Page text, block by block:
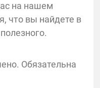
на нашем
что вы найдете в
Обязательна